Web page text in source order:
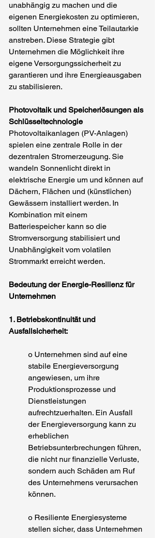
unabhängig zu machen und die
eigenen Energiekosten zu optimieren,
sollten Unternehmen eine Teilautarkie
anstreben. Diese Strategie gibt
Unternehmen die Möglichkeit ihre
eigene Versorgungssicherheit zu
garantieren und ihre Energieausgaben
zu stabilisieren.
Photovoltaik und Speicherlösungen als
Schlüsseltechnologie
Photovoltaikanlagen (PV-Anlagen)
spielen eine zentrale Rolle in der
dezentralen Stromerzeugung. Sie
wandeln Sonnenlicht direkt in
elektrische Energie um und können auf
Dächern, Flächen und (künstlichen)
Gewässern installiert werden. In
Kombination mit einem
Batteriespeicher kann so die
Stromversorgung stabilisiert und
Unabhängigkeit vom volatilen
Strommarkt erreicht werden.
Bedeutung der Energie-Resilienz für
Unternehmen
1. Betriebskontinuität und
Ausfallsicherheit:
o Unternehmen sind auf eine
stabile Energieversorgung
angewiesen, um ihre
Produktionsprozesse und
Dienstleistungen
aufrechtzuerhalten. Ein Ausfall
der Energieversorgung kann zu
erheblichen
Betriebsunterbrechungen führen,
die nicht nur finanzielle Verluste,
sondern auch Schäden am Ruf
des Unternehmens verursachen
können.
o Resiliente Energiesysteme
stellen sicher, dass Unternehmen